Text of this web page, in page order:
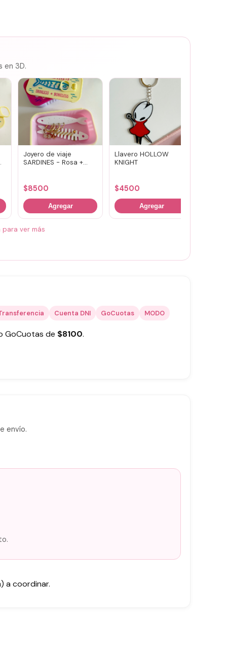
en 3D.
Joyero de viaje
SARDINES - Rosa +
$8500
Agregar
Llavero HOLLOW
KNIGHT
$4500
Agregar
para ver más
Cuenta DNI GoCuotas MODO
GoCuotas de $8100.
envío.
a coordinar.